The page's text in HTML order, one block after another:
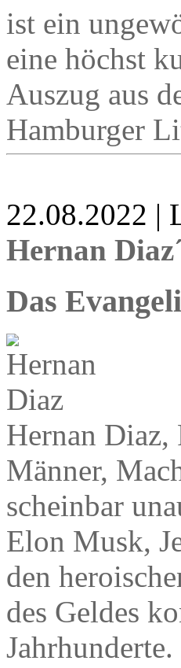
ist ein
eine höchst
Auszug aus
Hamburger
22.08.2022 |
Hernan
Das
Hernan Diaz,
Männer,
scheinbar
Elon Musk,
den
des Geldes